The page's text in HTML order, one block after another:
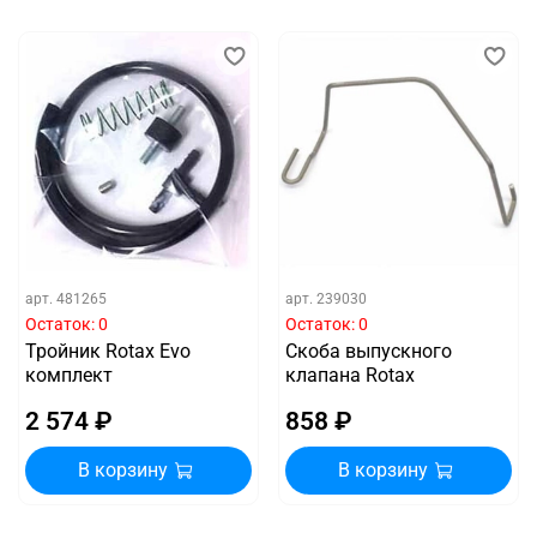
арт. 481265
Остаток: 0
Тройник Rotax Evo
комплект
2 574 ₽
В корзину
арт. 239030
Остаток: 0
Скоба выпускного
клапана Rotax
858 ₽
В корзину